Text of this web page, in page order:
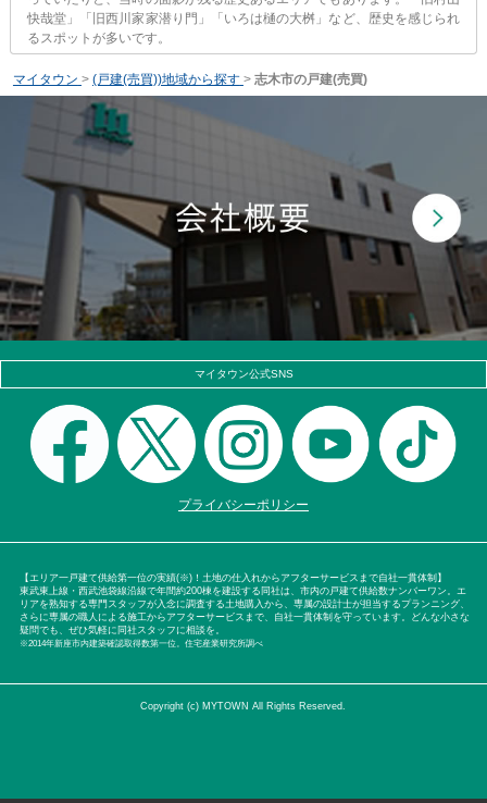
快哉堂」「旧西川家家潜り門」「いろは樋の大桝」など、歴史を感じられ
るスポットが多いです。
マイタウン > (戸建(売買))地域から探す > 志木市の戸建(売買)
マイタウン公式SNS
プライバシーポリシー
【エリア一戸建て供給第一位の実績(※)！土地の仕入れからアフターサービスまで自社一貫体制】
東武東上線・西武池袋線沿線で年間約200棟を建設する同社は、市内の戸建て供給数ナンバーワン。エ
リアを熟知する専門スタッフが入念に調査する土地購入から、専属の設計士が担当するプランニング、
さらに専属の職人による施工からアフターサービスまで、自社一貫体制を守っています。どんな小さな
疑問でも、ぜひ気軽に同社スタッフに相談を。
※2014年新座市内建築確認取得数第一位。住宅産業研究所調べ
Copyright (c) MYTOWN All Rights Reserved.